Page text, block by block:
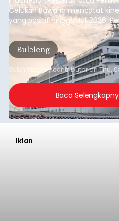
Celukan Bawang mencatat
yang positif hingga Juli 2026.
dari arus kapal yang mencapai
Tonnage (GT), atau tumbuh
dibandingkan periode yang
yang tercatat sebesar 1,32 juta
Buleleng
Submitted bycontributoronThu,
Baca
Iklan